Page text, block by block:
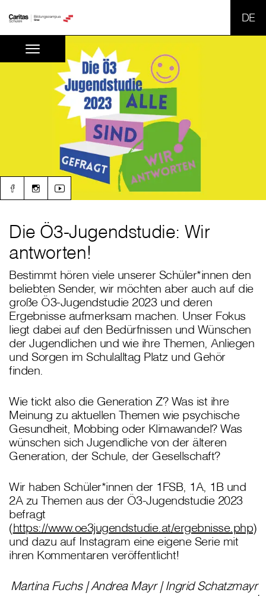
Die Ö3-Jugendstudie: Wir
antworten!
Bestimmt hören viele unserer Schüler*innen den
beliebten Sender, wir möchten aber auch auf die
große Ö3-Jugendstudie 2023 und deren
Ergebnisse aufmerksam machen. Unser Fokus
liegt dabei auf den Bedürfnissen und Wünschen
der Jugendlichen und wie ihre Themen, Anliegen
und Sorgen im Schulalltag Platz und Gehör
finden.
Wie tickt also die Generation Z? Was ist ihre
Meinung zu aktuellen Themen wie psychische
Gesundheit, Mobbing oder Klimawandel? Was
wünschen sich Jugendliche von der älteren
Generation, der Schule, der Gesellschaft?
Wir haben Schüler*innen der 1FSB, 1A, 1B und
2A zu Themen aus der Ö3-Jugendstudie 2023
befragt
(https://www.oe3jugendstudie.at/ergebnisse.php)
und dazu auf Instagram eine eigene Serie mit
ihren Kommentaren veröffentlicht!
Martina Fuchs | Andrea Mayr | Ingrid Schatzmayr